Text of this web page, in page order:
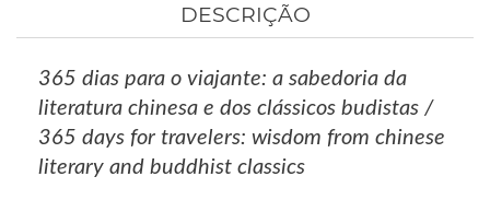
DESCRIÇÃO
365 dias para o viajante: a sabedoria da
literatura chinesa e dos clássicos budistas /
365 days for travelers: wisdom from chinese
literary and buddhist classics